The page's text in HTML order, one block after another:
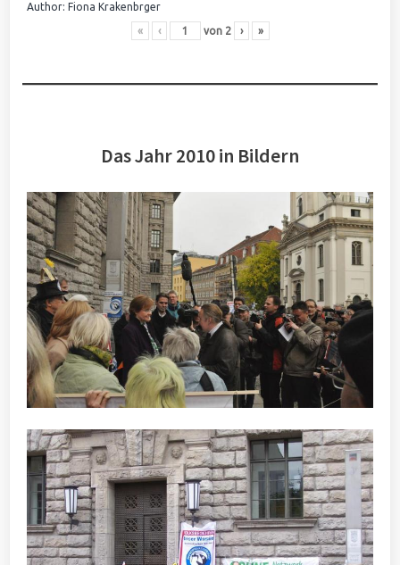
Author: Fiona Krakenbrger
« ‹ von 2 › »
Das Jahr 2010 in Bildern